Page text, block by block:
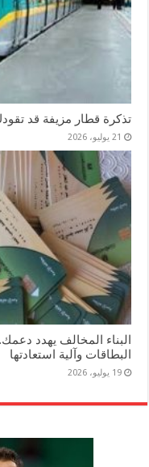
تذكرة قطار مزيفة قد تقودك
21 يوليو، 2026
البناء المخالف يهدد
البطاقات وآلية استعادتها
19 يوليو، 2026